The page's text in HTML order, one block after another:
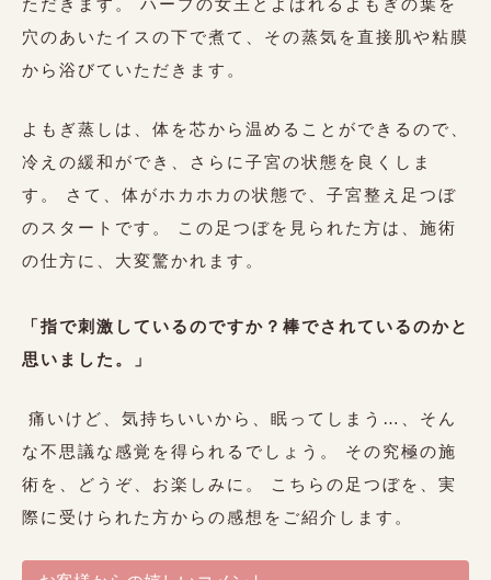
ただきます。 ハーブの女王とよばれるよもぎの葉を
穴のあいたイスの下で煮て、その蒸気を直接肌や粘膜
から浴びていただきます。
よもぎ蒸しは、体を芯から温めることができるので、
冷えの緩和ができ、さらに子宮の状態を良くしま
す。 さて、体がホカホカの状態で、子宮整え足つぼ
のスタートです。 この足つぼを見られた方は、施術
の仕方に、大変驚かれます。
「指で刺激しているのですか？棒でされているのかと
思いました。」
痛いけど、気持ちいいから、眠ってしまう…、そん
な不思議な感覚を得られるでしょう。 その究極の施
術を、どうぞ、お楽しみに。 こちらの足つぼを、実
際に受けられた方からの感想をご紹介します。